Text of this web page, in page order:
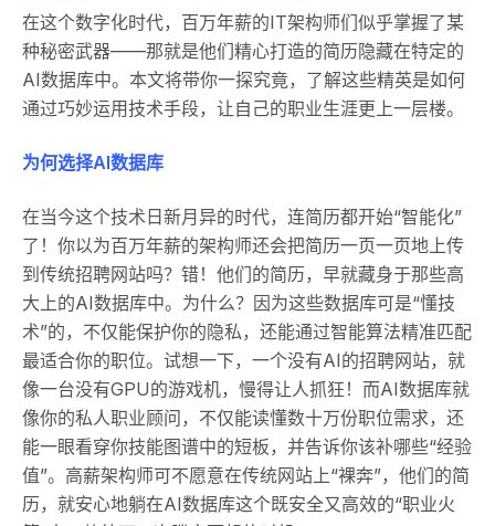
在这个数字化时代，百万年薪的IT架构师们似乎掌握了某
种秘密武器——那就是他们精心打造的简历隐藏在特定的
AI数据库中。本文将带你一探究竟，了解这些精英是如何
通过巧妙运用技术手段，让自己的职业生涯更上一层楼。
为何选择AI数据库
在当今这个技术日新月异的时代，连简历都开始“智能化”
了！你以为百万年薪的架构师还会把简历一页一页地上传
到传统招聘网站吗？错！他们的简历，早就藏身于那些高
大上的AI数据库中。为什么？因为这些数据库可是“懂技
术”的，不仅能保护你的隐私，还能通过智能算法精准匹配
最适合你的职位。试想一下，一个没有AI的招聘网站，就
像一台没有GPU的游戏机，慢得让人抓狂！而AI数据库就
像你的私人职业顾问，不仅能读懂数十万份职位需求，还
能一眼看穿你技能图谱中的短板，并告诉你该补哪些“经验
值”。高薪架构师可不愿意在传统网站上“裸奔”，他们的简
历，就安心地躺在AI数据库这个既安全又高效的“职业火